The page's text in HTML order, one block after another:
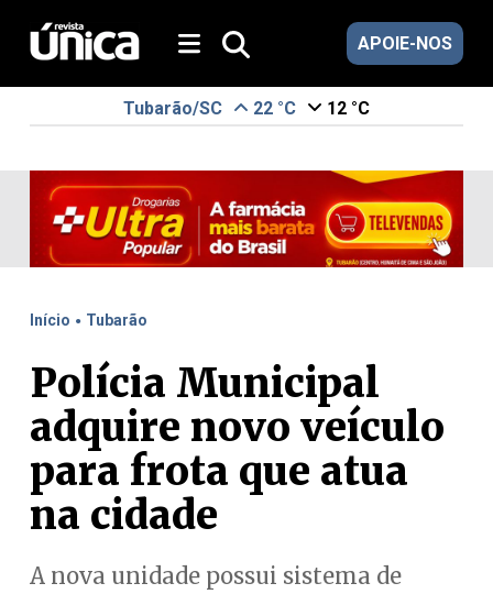
APOIE-NOS
Tubarão/SC 22 °C 12 °C
Início . Tubarão
Polícia Municipal
adquire novo veículo
para frota que atua
na cidade
A nova unidade possui sistema de